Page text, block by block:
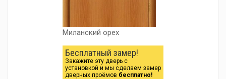
Миланский орех
Бесплатный замер!
Закажите эту дверь с
установкой и мы сделаем замер
дверных проёмов бесплатно!